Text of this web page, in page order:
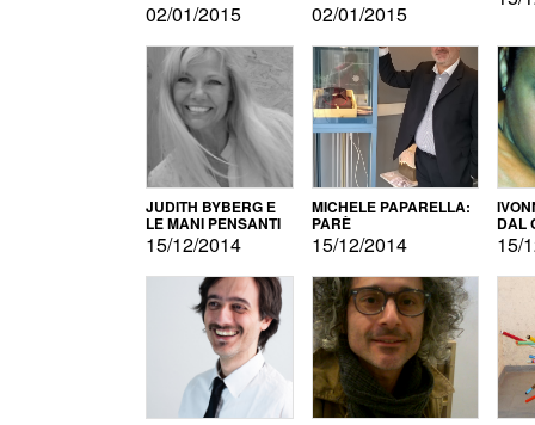
PER AMORE
02/01/2015 AUTOPRODUZIONE
02/01/2015
JUDITH BYBERG E
LE MANI PENSANTI
15/12/2014
MICHELE PAPARELLA:
PARÈ
15/12/2014
DAL
15/